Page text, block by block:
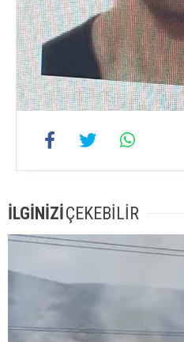
İLGİNİZİÇEKEBİLİR